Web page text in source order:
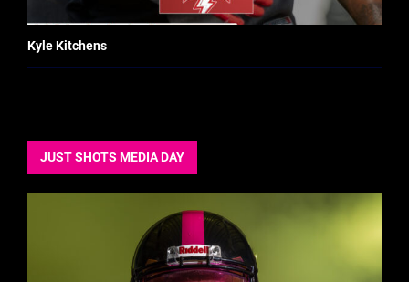
Kyle Kitchens
JUST SHOTS MEDIA DAY